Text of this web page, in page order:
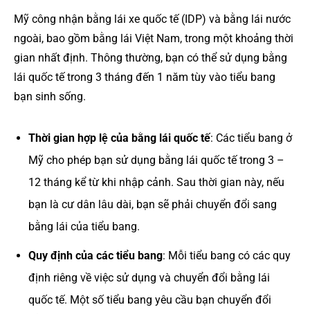
Mỹ công nhận bằng lái xe quốc tế (IDP) và bằng lái nước
ngoài, bao gồm bằng lái Việt Nam, trong một khoảng thời
gian nhất định. Thông thường, bạn có thể sử dụng bằng
lái quốc tế trong 3 tháng đến 1 năm tùy vào tiểu bang
bạn sinh sống.
Thời gian hợp lệ của bằng lái quốc tế: Các tiểu bang ở
Mỹ cho phép bạn sử dụng bằng lái quốc tế trong 3 –
12 tháng kể từ khi nhập cảnh. Sau thời gian này, nếu
bạn là cư dân lâu dài, bạn sẽ phải chuyển đổi sang
bằng lái của tiểu bang.
Quy định của các tiểu bang: Mỗi tiểu bang có các quy
định riêng về việc sử dụng và chuyển đổi bằng lái
quốc tế. Một số tiểu bang yêu cầu bạn chuyển đổi